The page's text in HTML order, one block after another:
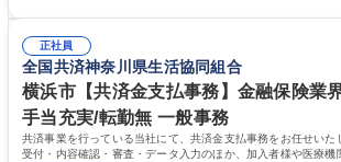
想定です。 募集職種 未経験歓迎【経理/みなとみらい】プライム上場/残業
ほぼなし/年休123日
当し、3～5年をかけて月次決算・四半期決算・開示
テップアップできます。また、残業は通常月ほぼな
未満のため、無理なく経理として専門性を身につけら
歴・資格 学歴：大学院 大学 高専 短大 専修学校 高校
簿記検定1級 日商簿記検定2級
正社員
全国共済神奈川県生活協同組合
横浜市【共済金支払事務】金融保険業
手当充実/転勤無 一般事務
共済事業を行っている当社にて、共済金支払事務をお任せいた
受付・内容確認・審査・データ入力のほか、加入者様や医療機